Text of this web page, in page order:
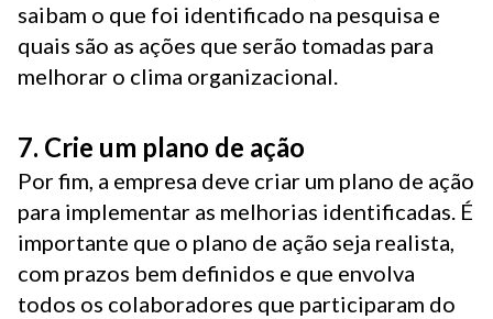
saibam o que foi identificado na pesquisa e
quais são as ações que serão tomadas para
melhorar o clima organizacional.
7. Crie um plano de ação
Por fim, a empresa deve criar um plano de ação
para implementar as melhorias identificadas. É
importante que o plano de ação seja realista,
com prazos bem definidos e que envolva
todos os colaboradores que participaram do